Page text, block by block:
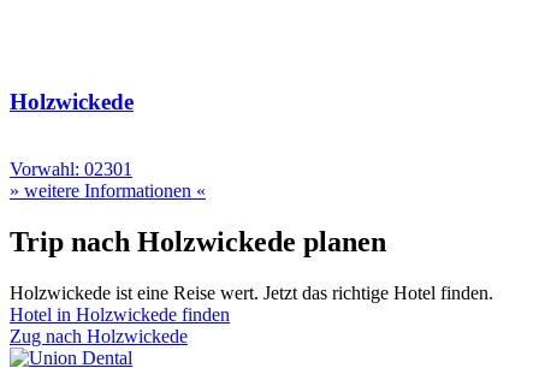
Holzwickede
Vorwahl: 02301
» weitere Informationen «
Trip nach Holzwickede planen
Holzwickede ist eine Reise wert. Jetzt das richtige Hotel finden.
Hotel in Holzwickede finden
Zug nach Holzwickede